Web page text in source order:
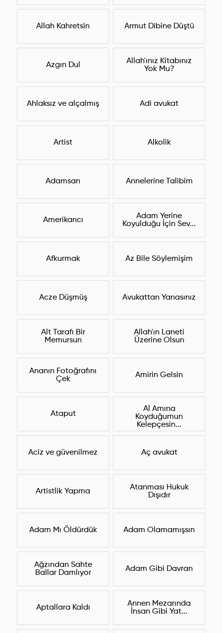
Allah Kahretsin Armut Dibine Düştü
Azgın Dul
Allah'ınız Kitabınız
Yok Mu?
Ahlaksız ve alçalmış Adi avukat
Artist Alkolik
Adamsan Annelerine Talibim
Amerikancı
Adam Yerine
Koyulduğu İçin Sev...
Afkurmak Az Bile Söylemişim
Acze Düşmüş Avukattan Yanasınız
Alt Tarafı Bir
Memursun
Allah'ın Laneti
Üzerine Olsun
Ananın Fotoğrafını
Çek
Amirin Gelsin
Ataput
Al Amına
Koyduğumun
Kelepçesin...
Aciz ve güvenilmez Aç avukat
Artistlik Yapma
Atanması Hukuk
Dışıdır
Adam Mı Öldürdük Adam Olamamışsın
Ağzından Sahte
Ballar Damlıyor
Adam Gibi Davran
Aptallara Kaldı
Annen Mezarında
İnsan Gibi Yat...